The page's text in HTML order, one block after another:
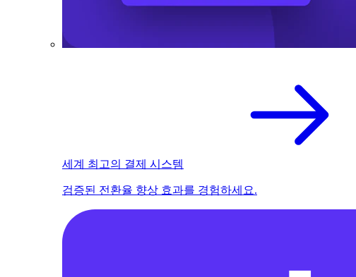
세계 최고의 결제 시스템
검증된 전환율 향상 효과를 경험하세요.